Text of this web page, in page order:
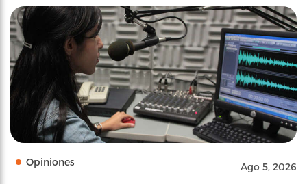
Opiniones Ago 5, 2026